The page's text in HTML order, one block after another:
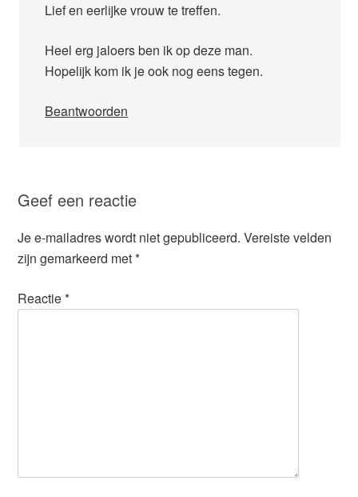
Lief en eerlijke vrouw te treffen.
Heel erg jaloers ben ik op deze man.
Hopelijk kom ik je ook nog eens tegen.
Beantwoorden
Geef een reactie
Je e-mailadres wordt niet gepubliceerd. Vereiste velden
zijn gemarkeerd met*
Reactie*